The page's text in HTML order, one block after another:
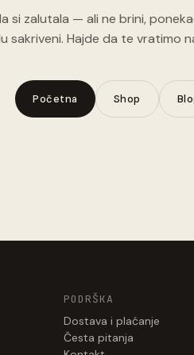
si zalutala — ali ne brini,
sakriveni. Hajde da te vratimo
Početna Shop
PODRŠKA
Dostava i plaćanje
Česta pitanja